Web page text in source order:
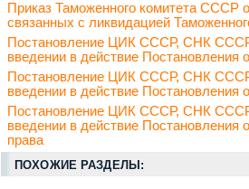
Приказ Таможенного комитета СССР
связанных с ликвидацией
Постановление ЦИК СССР, СНК
введении в действие Постановления
Постановление ЦИК СССР, СНК
введении в действие Постановления
Постановление ЦИК СССР, СНК
введении в действие Постановления
права
ПОХОЖИЕ РАЗДЕЛЫ: